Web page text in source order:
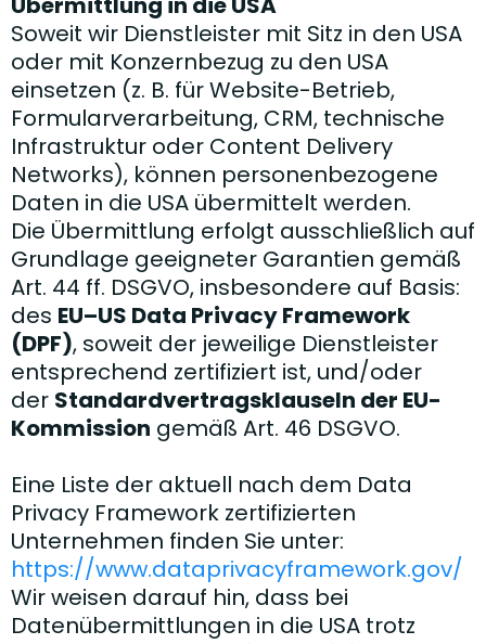
Soweit wir Dienstleister mit Sitz in den USA
oder mit Konzernbezug zu den USA
einsetzen (z. B. für Website-Betrieb,
Formularverarbeitung, CRM, technische
Infrastruktur oder Content Delivery
Networks), können personenbezogene
Daten in die USA übermittelt werden.
Die Übermittlung erfolgt ausschließlich auf
Grundlage geeigneter Garantien gemäß
Art. 44 ff. DSGVO, insbesondere auf Basis:
des EU–US Data Privacy Framework
(DPF), soweit der jeweilige Dienstleister
entsprechend zertifiziert ist, und/oder
der Standardvertragsklauseln der EU-
Kommission gemäß Art. 46 DSGVO.
Eine Liste der aktuell nach dem Data
Privacy Framework zertifizierten
Unternehmen finden Sie unter:
https://www.dataprivacyframework.gov/
Wir weisen darauf hin, dass bei
Datenübermittlungen in die USA trotz